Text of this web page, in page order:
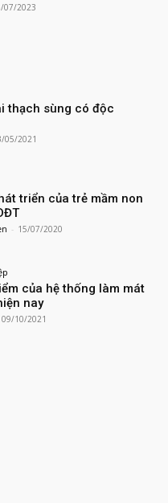
07/2023
thạch sùng có độc
05/2021
triển của trẻ mầm non
- 15/07/2020
của hệ thống làm mát
nay
09/10/2021